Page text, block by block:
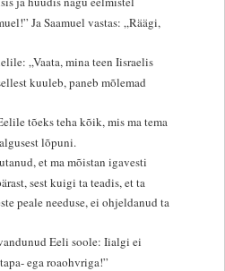
Ja Saamuel vastas: „Räägi,
„Vaata, mina teen Iisraelis
kuuleb, paneb mõlemad
tõeks teha kõik, mis ma tema
lõpuni.
et ma mõistan igavesti
sest kuigi ta teadis, et ta
peale needuse, ei ohjeldanud ta
Eeli soole: Iialgi ei
ega roaohvriga!”